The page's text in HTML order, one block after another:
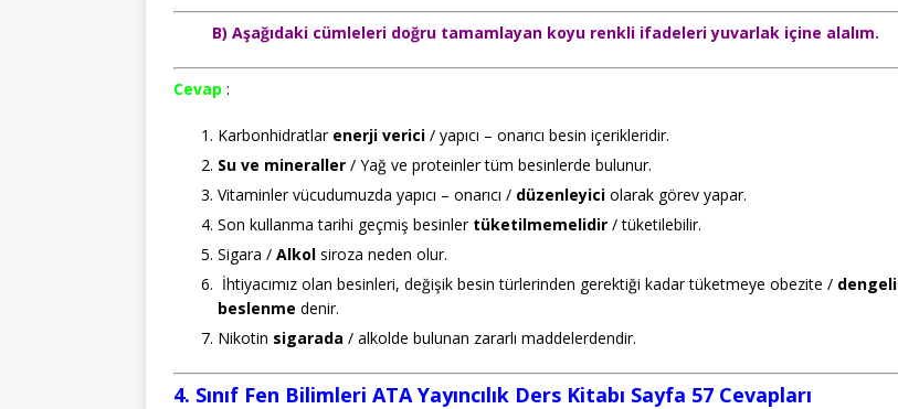
B) Aşağıdaki cümleleri doğru tamamlayan koyu renkli ifadeleri yuvarlak içine alalım.
Cevap :
Karbonhidratlar enerji verici / yapıcı – onarıcı besin içerikleridir.
Su ve mineraller / Yağ ve proteinler tüm besinlerde bulunur.
Vitaminler vücudumuzda yapıcı – onarıcı / düzenleyici olarak görev yapar.
Son kullanma tarihi geçmiş besinler tüketilmemelidir / tüketilebilir.
Sigara / Alkol siroza neden olur.
İhtiyacımız olan besinleri, değişik besin türlerinden gerektiği kadar tüketmeye obezite / dengeli
beslenme denir.
Nikotin sigarada / alkolde bulunan zararlı maddelerdendir.
4. Sınıf Fen Bilimleri ATA Yayıncılık Ders Kitabı Sayfa 57 Cevapları